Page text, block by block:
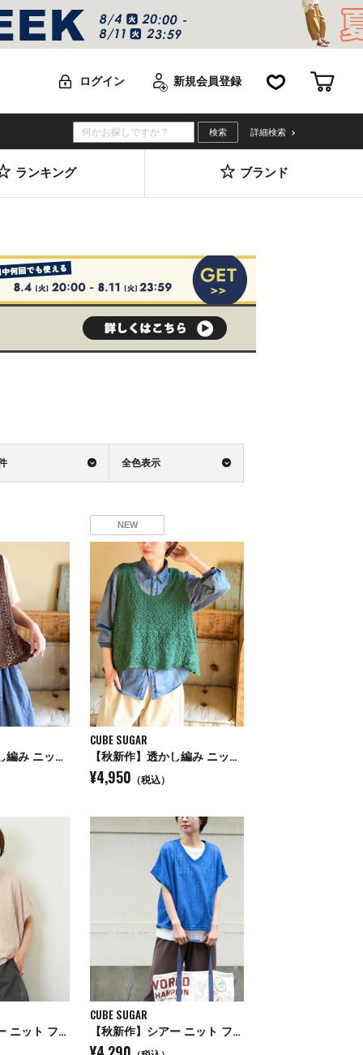
ログイン 新規会員登録 お気に入り
詳細検索
ランキング ブランド
全色表示
【秋新作】透かし編み ニット ベスト
NEW
CUBE SUGAR
【秋新作】透かし編み ニット ベスト
¥4,950 （税込）
【秋新作】シアー ニット フレンチスリーブ プルオーバー
CUBE SUGAR
【秋新作】シアー ニット フレンチスリーブ プルオーバー